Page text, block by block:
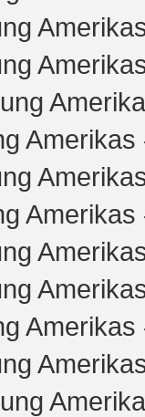
Amerikas
Amerikas
Amerikas